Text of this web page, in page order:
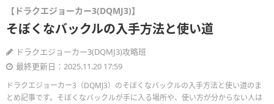
【ドラクエジョーカー3(DQMJ3)】
そぼくなバックルの入手方法と使い道
ドラクエジョーカー3(DQMJ3)攻略班
最終更新日：2025.11.20 17:59
ドラクエジョーカー3（DQMJ3）のそぼくなバックルの入手方法と使い道のま
とめ記事です。そぼくなバックルが手に入る場所や、使い方が分からない人は